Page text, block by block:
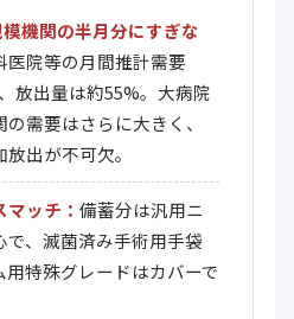
機関の半月分にすぎな
医院等の月間推計需要
放出量は約55%。大病院
需要はさらに大きく、
出が不可欠。
ッチ： 備蓄分は汎用ニ
で、滅菌済み手術用手袋
特殊グレードはカバーで